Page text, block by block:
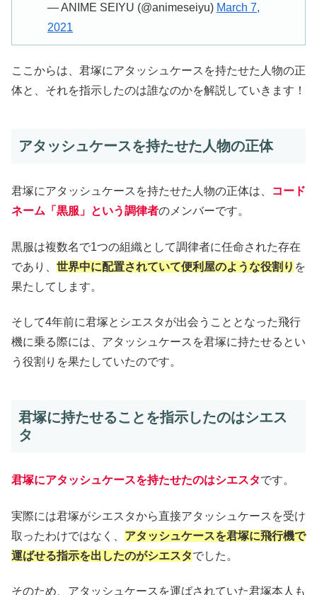
— ANIME SEIYU (@animeseiyu) March 7,
2021
ここからは、君塚にアタッシュケースを持たせた人物の正
体と、それを指示したのは誰なのかを解説していきます！
アタッシュケースを持たせた人物の正体
君塚にアタッシュケースを持たせた人物の正体は、
コード
ネーム「黒服」という調律者のメンバーです。
黒服は複数名で1つの組織として調律者に任命された存在
であり、 世界中に配置されていて便利屋のような役割り を
果たしてします。
そして4年前に君塚とシエスタが出会うこととなった飛行
機に乗る際には、アタッシュケースを君塚に持たせるとい
う役割りを果たしていたのです。
君塚に持たせることを指示したのはシエス
タ
君塚にアタッシュケースを持たせたのはシエスタです。
実際には君塚がシエスタから直接アタッシュケースを受け
取ったわけではなく、 アタッシュケースを君塚に飛行機で
運ばせる指示を出したのがシエスタでした。
そのため、アタッシュケースを運ばされていた君塚本人も